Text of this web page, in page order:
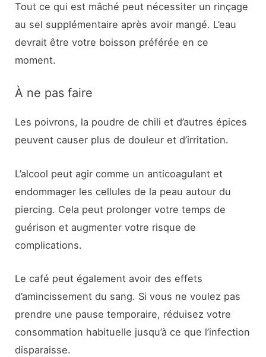
Tout ce qui est mâché peut nécessiter un rinçage
au sel supplémentaire après avoir mangé. L’eau
devrait être votre boisson préférée en ce
moment.
À ne pas faire
Les poivrons, la poudre de chili et d’autres épices
peuvent causer plus de douleur et d’irritation.
L’alcool peut agir comme un anticoagulant et
endommager les cellules de la peau autour du
piercing. Cela peut prolonger votre temps de
guérison et augmenter votre risque de
complications.
Le café peut également avoir des effets
d’amincissement du sang. Si vous ne voulez pas
prendre une pause temporaire, réduisez votre
consommation habituelle jusqu’à ce que l’infection
disparaisse.